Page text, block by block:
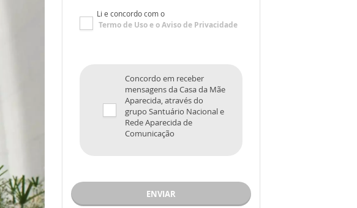
Li e concordo com o
Termo de Usoe oAviso de Privacidade
Concordo em receber
mensagens da Casa da Mãe
Aparecida, através do
grupo Santuário Nacional e
Rede Aparecida de
Comunicação
ENVIAR